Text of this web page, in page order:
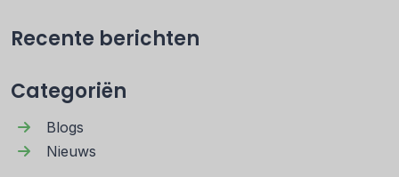
Recente berichten
Categoriën
Blogs
Nieuws